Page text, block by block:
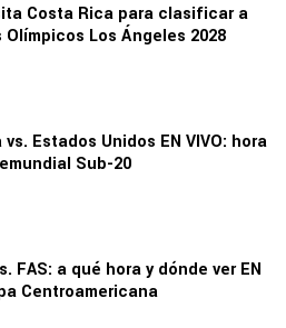
Costa Rica para clasificar a
Los Ángeles 2028
Estados Unidos EN VIVO: hora
Sub-20
FAS: a qué hora y dónde ver EN
Centroamericana